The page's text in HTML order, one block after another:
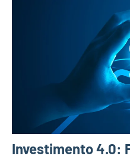
Investimento 4.0: